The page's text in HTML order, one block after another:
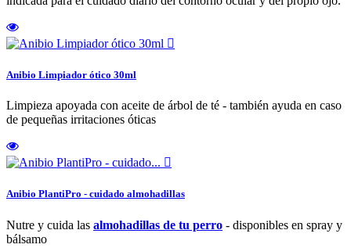

Anibio Limpiador ótico 30ml
Limpieza apoyada con aceite de árbol de té - también ayuda en caso
de pequeñas irritaciones óticas

Anibio PlantiPro - cuidado almohadillas
Nutre y cuida las almohadillas de tu perro - disponibles en spray y
bálsamo